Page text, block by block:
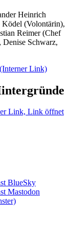
Heinrich
Ködel (Volontärin),
Reimer (Chef
Schwarz,
(Interner Link)
Link, Link öffnet
BlueSky
Mastodon